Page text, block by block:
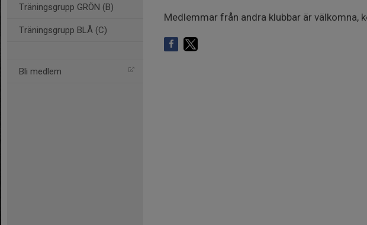
Träningsgrupp GRÖN (B)
Träningsgrupp BLÅ (C)
Bli medlem
Medlemmar från andra klubbar är välkomna,